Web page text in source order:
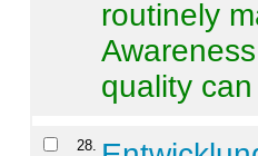
routinely
quality
28.